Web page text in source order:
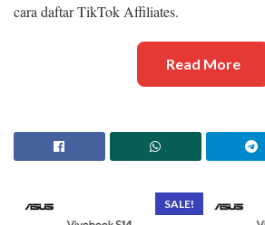
cara daftar TikTok Affiliates.
Read More
SALE!